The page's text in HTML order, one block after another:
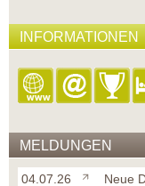
INFORMATIONEN
MELDUNGEN
04.07.26
Neue